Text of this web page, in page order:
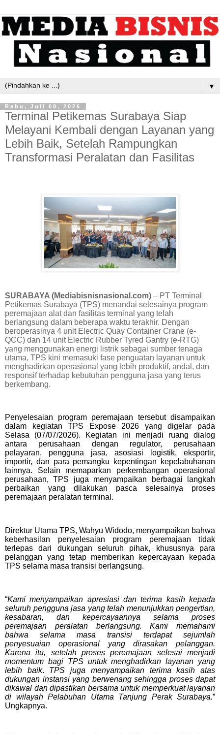
▼
Rabu, Juli 08, 2026
Terminal Petikemas Surabaya Siap
Melayani Kembali dengan Layanan yang
Lebih Baik, Setelah Rampungkan
Transformasi Peralatan dan Fasilitas
SURABAYA (Mediabisnisnasional.com) – PT Terminal
Petikemas Surabaya (TPS) menandai selesainya program
peremajaan alat dan fasilitas terminal yang telah
berlangsung dalam beberapa waktu terakhir. Dengan
beroperasinya 4 unit Electric Quay Container Crane (e-
QCC) dan 14 unit Electric Rubber Tyred Gantry (e-RTG)
yang menggunakan energi listrik sebagai sumber tenaga
utama, TPS kini memasuki fase penguatan layanan untuk
menghadirkan operasional yang lebih produktif, andal, dan
responsif terhadap kebutuhan pengguna jasa yang terus
berkembang.
Penyelesaian program peremajaan tersebut disampaikan
dalam kegiatan TPS Expose 2026 yang digelar pada
Selasa (07/07/2026). Kegiatan ini menjadi ruang dialog
antara perusahaan dengan regulator, perusahaan
pelayaran, pengguna jasa, asosiasi logistik, eksportir,
importir, dan para pemangku kepentingan kepelabuhanan
lainnya. Selain memaparkan perkembangan operasional
perusahaan, TPS juga menyampaikan berbagai langkah
perbaikan yang dilakukan pasca selesainya proses
peremajaan peralatan terminal.
Direktur Utama TPS, Wahyu Widodo, menyampaikan bahwa
keberhasilan penyelesaian program peremajaan tidak
terlepas dari dukungan seluruh pihak, khususnya para
pelanggan yang tetap memberikan kepercayaan kepada
TPS selama masa transisi berlangsung.
“Kami menyampaikan apresiasi dan terima kasih kepada
seluruh pengguna jasa yang telah menunjukkan pengertian,
kesabaran, dan kepercayaannya selama proses
peremajaan peralatan berlangsung. Kami memahami
bahwa selama masa transisi terdapat sejumlah
penyesuaian operasional yang dirasakan pelanggan.
Karena itu, setelah proses peremajaan selesai menjadi
momentum bagi TPS untuk menghadirkan layanan yang
lebih baik. TPS juga menyampaikan terima kasih atas
dukungan instansi yang berwenang sehingga proses dapat
dikawal dan dipastikan bersama untuk memperkuat layanan
di wilayah Pelabuhan Utama Tanjung Perak Surabaya.”
Ungkapnya.